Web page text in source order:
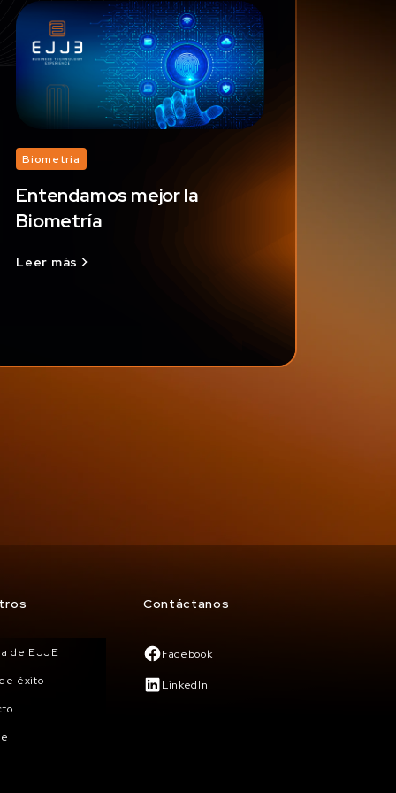
Biometría
Entendamos mejor la
Biometría
Leer más
de EJJE
éxito
Contáctanos
Facebook
LinkedIn